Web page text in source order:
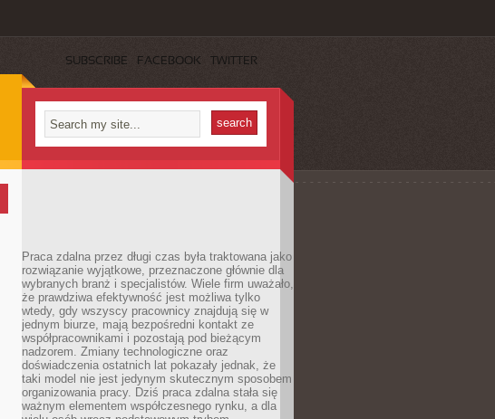
SUBSCRIBE FACEBOOK TWITTER
Praca zdalna przez długi czas była traktowana jako
rozwiązanie wyjątkowe, przeznaczone głównie dla
wybranych branż i specjalistów. Wiele firm uważało,
że prawdziwa efektywność jest możliwa tylko
wtedy, gdy wszyscy pracownicy znajdują się w
jednym biurze, mają bezpośredni kontakt ze
współpracownikami i pozostają pod bieżącym
nadzorem. Zmiany technologiczne oraz
doświadczenia ostatnich lat pokazały jednak, że
taki model nie jest jedynym skutecznym sposobem
organizowania pracy. Dziś praca zdalna stała się
ważnym elementem współczesnego rynku, a dla